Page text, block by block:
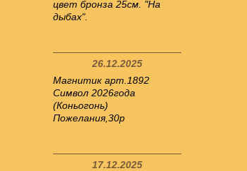
цвет бронза 25см. "На
дыбах".
26.12.2025
Магнитик арт.1892
Символ 2026года
(Коньогонь)
Пожелания,30р
17.12.2025